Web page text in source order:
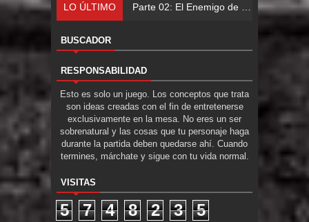
LO ÚLTIMO Parte 02: El Enemigo de mi Enemigo
BUSCADOR
RESPONSABILIDAD
Esto es solo un juego. Los conceptos que trata
son ideas creadas con el fin de entretenerse
exclusivamente en la mesa. No eres un ser
sobrenatural y las cosas que tu personaje haga
durante la partida deben quedarse ahí. Cuando
termines, márchate y sigue con tu vida normal.
VISITAS
5 7 4 8 2 3 5